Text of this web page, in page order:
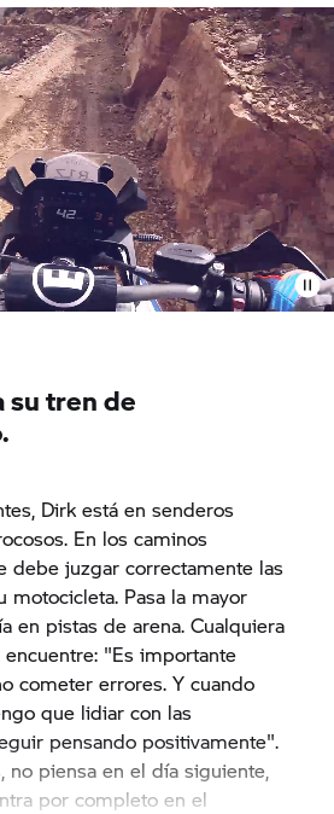
en superficies arenosas, Dirk
de la tracción del GS.
la carretera, cambia al modo
es extremadamente
la rueda trasera.
de la superficie, tengo la
F 850 ​​GS puede guiarse
controlada donde el
su tren de
Dirk está en senderos
En los caminos
debe juzgar correctamente las
motocicleta. Pasa la mayor
en pistas de arena. Cualquiera
"Es importante
cometer errores. Y cuando
que lidiar con las
pensando positivamente".
no piensa en el día siguiente,
por completo en el